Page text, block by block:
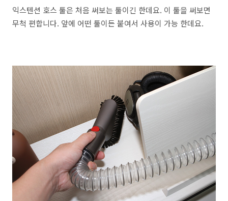
익스텐션 호스 툴은 처음 써보는 툴이긴 한데요. 이 툴을 써보면
무척 편합니다. 앞에 어떤 툴이든 붙여서 사용이 가능 한데요.